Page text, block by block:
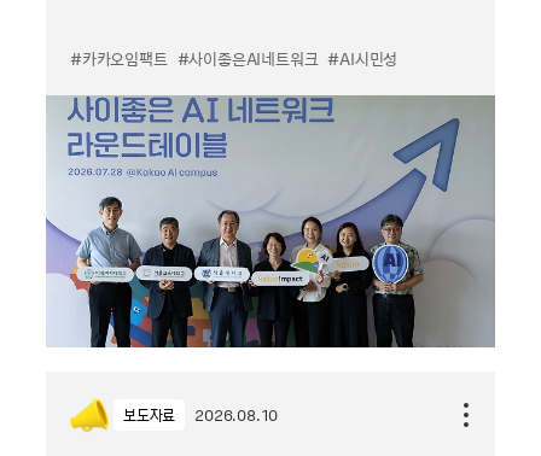
#카카오임팩트 #사이좋은AI네트워크 #AI시민성
보도자료 2026.08.10